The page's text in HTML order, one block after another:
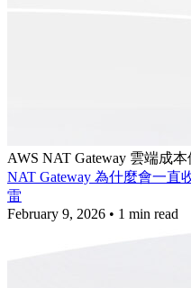
AWS NAT Gateway 雲端成本
NAT Gateway 為什麼會一
雷
February 9, 2026 • 1 min read